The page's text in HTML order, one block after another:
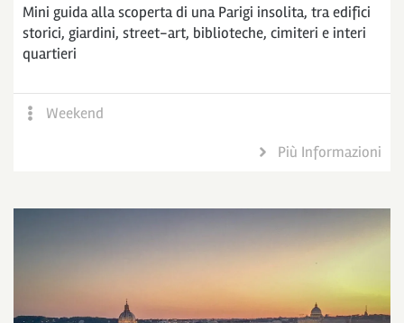
Mini guida alla scoperta di una Parigi insolita, tra edifici
storici, giardini, street-art, biblioteche, cimiteri e interi
quartieri
Weekend
Più Informazioni